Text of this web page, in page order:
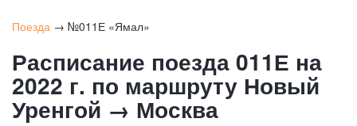
Поезда → №011Е «Ямал»
Расписание поезда 011Е на
2022 г. по маршруту Новый
Уренгой → Москва